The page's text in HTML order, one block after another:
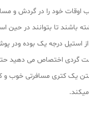
اوقات خود را در گردش و
تا بتوانند در
استیل درجه یک بوده ودر
گردی اختصاص می دهید